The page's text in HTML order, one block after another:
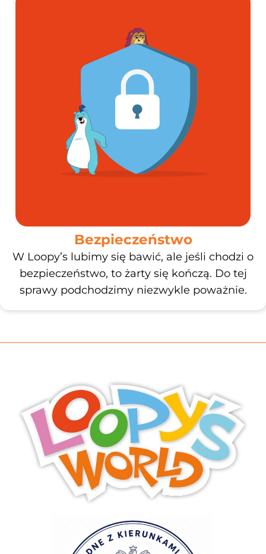
Bezpieczeństwo
W Loopy’s lubimy się bawić, ale jeśli chodzi o
bezpieczeństwo, to żarty się kończą. Do tej
sprawy podchodzimy niezwykle poważnie.